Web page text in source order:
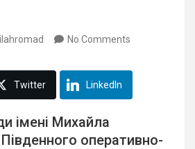
No Comments
Twitter LinkedIn
імені Михайла
оперативно-